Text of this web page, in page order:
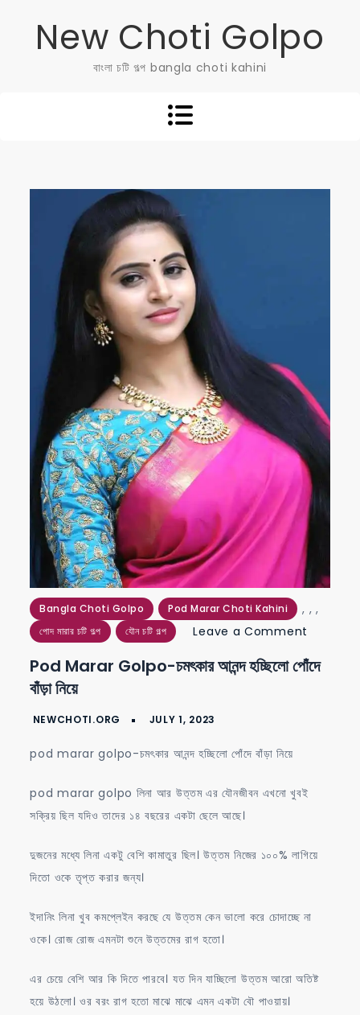
New Choti Golpo
বাংলা চটি গল্প bangla choti kahini
Bangla Choti Golpo ,
Pod Marar Choti Kahini ,
পোদ মারার চটি গল্প
,
যৌন চটি গল্প Leave a Comment
marar
পোঁদে
Pod Marar Golpo-চমৎকার আনন্দ হচ্ছিলো পোঁদে
বাঁড়া নিয়ে
pod marar golpo-চমৎকার আনন্দ হচ্ছিলো পোঁদে বাঁড়া নিয়ে
pod marar golpo লিনা আর উত্তম এর যৌনজীবন এখনো খুবই
সক্রিয় ছিল যদিও তাদের ১৪ বছরের একটা ছেলে আছে।
দুজনের মধ্যে লিনা একটু বেশি কামাতুর ছিল। উত্তম নিজের ১০০% লাগিয়ে
দিতো ওকে তৃপ্ত করার জন্য।
ইদানিং লিনা খুব কমপ্লেইন করছে যে উত্তম কেন ভালো করে চোদাচ্ছে না
ওকে। রোজ রোজ এমনটা শুনে উত্তমের রাগ হতো।
এর চেয়ে বেশি আর কি দিতে পারবে। যত দিন যাচ্ছিলো উত্তম আরো অতিষ্ট
হয়ে উঠলো। ওর বরং রাগ হতো মাঝে মাঝে এমন একটা বৌ পাওয়ায়।